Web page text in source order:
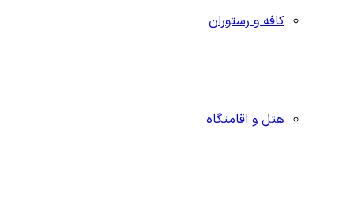
کافه و رستوران
هتل و اقامتگاه